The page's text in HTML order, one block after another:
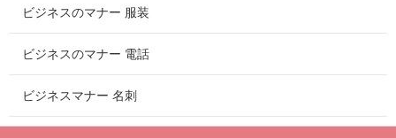
ビジネスのマナー 服装
ビジネスのマナー 電話
ビジネスマナー 名刺